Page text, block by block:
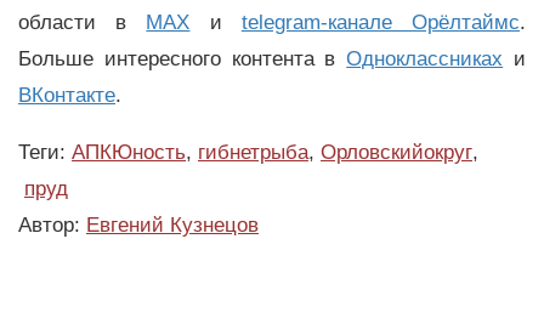
области в MAX и telegram-канале Орёлтаймс.
Больше интересного контента вОдноклассниках и
ВКонтакте.
Теги: АПКЮность, гибнетрыба, Орловскийокруг,
пруд
Автор: Евгений Кузнецов